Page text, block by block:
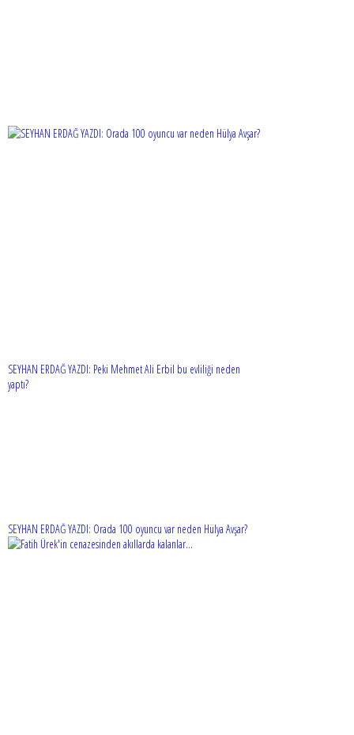
SEYHAN ERDAĞ YAZDI: Peki Mehmet Ali Erbil bu evliliği neden
yaptı?
SEYHAN ERDAĞ YAZDI: Orada 100 oyuncu var neden Hülya Avşar?